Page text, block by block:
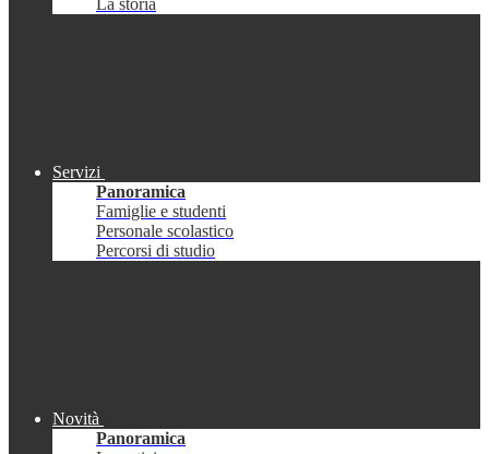
La storia
Servizi
Panoramica
Famiglie e studenti
Personale scolastico
Percorsi di studio
Novità
Panoramica